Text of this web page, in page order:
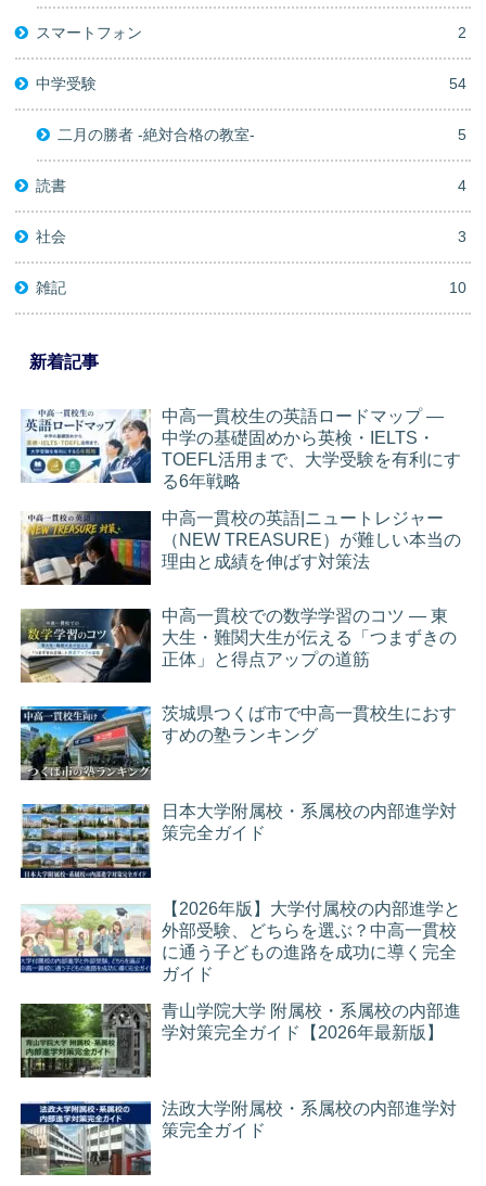
スマートフォン 2
中学受験 54
二月の勝者 -絶対合格の教室- 5
読書 4
社会 3
雑記 10
新着記事
中高一貫校生の英語ロードマップ ―
中学の基礎固めから英検・IELTS・
TOEFL活用まで、大学受験を有利にす
る6年戦略
中高一貫校の英語|ニュートレジャー
（NEW TREASURE）が難しい本当の
理由と成績を伸ばす対策法
中高一貫校での数学学習のコツ ― 東
大生・難関大生が伝える「つまずきの
正体」と得点アップの道筋
茨城県つくば市で中高一貫校生におす
すめの塾ランキング
日本大学附属校・系属校の内部進学対
策完全ガイド
【2026年版】大学付属校の内部進学と
外部受験、どちらを選ぶ？中高一貫校
に通う子どもの進路を成功に導く完全
ガイド
青山学院大学 附属校・系属校の内部進
学対策完全ガイド【2026年最新版】
法政大学附属校・系属校の内部進学対
策完全ガイド